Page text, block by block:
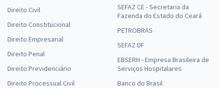
Direito Civil
Direito Constitucional
Direito Empresarial
Direito Penal
Direito Previdenciário
Direito Processual Civil
SEFAZ CE - Secretaria da
Fazenda do Estado do Ceará
PETROBRAS
SEFAZ DF
EBSERH - Empresa Brasileira de
Serviços Hospitalares
Banco do Brasil